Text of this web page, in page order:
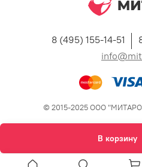
В корзину
8 (495) 155-14-51
© 2015-2025 ООО